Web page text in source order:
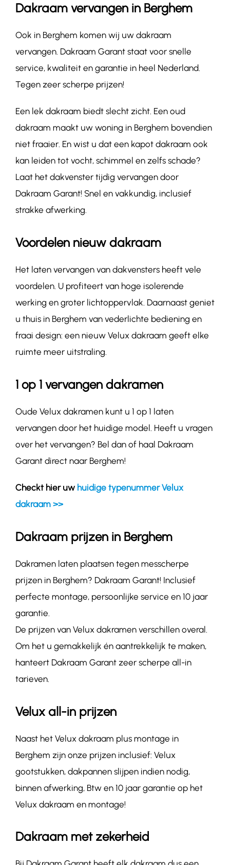
Dakraam vervangen in Berghem
Ook in Berghem komen wij uw dakraam
vervangen. Dakraam Garant staat voor snelle
service, kwaliteit en garantie in heel Nederland.
Tegen zeer scherpe prijzen!
Een lek dakraam biedt slecht zicht. Een oud
dakraam maakt uw woning in Berghem bovendien
niet fraaier. En wist u dat een kapot dakraam ook
kan leiden tot vocht, schimmel en zelfs schade?
Laat het dakvenster tijdig vervangen door
Dakraam Garant! Snel en vakkundig, inclusief
strakke afwerking.
Voordelen nieuw dakraam
Het laten vervangen van dakvensters heeft vele
voordelen. U profiteert van hoge isolerende
werking en groter lichtoppervlak. Daarnaast geniet
u thuis in Berghem van vederlichte bediening en
fraai design: een nieuw Velux dakraam geeft elke
ruimte meer uitstraling.
1 op 1 vervangen dakramen
Oude Velux dakramen kunt u 1 op 1 laten
vervangen door het huidige model. Heeft u vragen
over het vervangen? Bel dan of haal Dakraam
Garant direct naar Berghem!
Checkt hier uw huidige typenummer Velux
dakraam >>
Dakraam prijzen in Berghem
Dakramen laten plaatsen tegen messcherpe
prijzen in Berghem? Dakraam Garant! Inclusief
perfecte montage, persoonlijke service en 10 jaar
garantie.
De prijzen van Velux dakramen verschillen overal.
Om het u gemakkelijk én aantrekkelijk te maken,
hanteert Dakraam Garant zeer scherpe all-in
tarieven.
Velux all-in prijzen
Naast het Velux dakraam plus montage in
Berghem zijn onze prijzen inclusief: Velux
gootstukken, dakpannen slijpen indien nodig,
binnen afwerking, Btw en 10 jaar garantie op het
Velux dakraam en montage!
Dakraam met zekerheid